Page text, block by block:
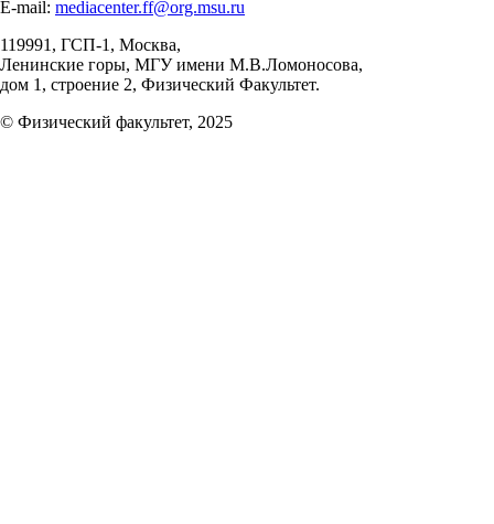
E-mail: mediacenter.ff@org.msu.ru
119991, ГСП-1, Москва,
Ленинские горы, МГУ имени М.В.Ломоносова,
дом 1, строение 2, Физический Факультет.
© Физический факультет, 2025